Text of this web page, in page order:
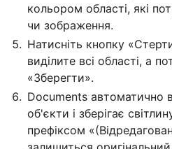
кольором області, які
чи зображення.
Натисніть кнопку
виділите всі області, а
«Зберегти».
Documents автоматично
об'єкти і зберігає
префіксом